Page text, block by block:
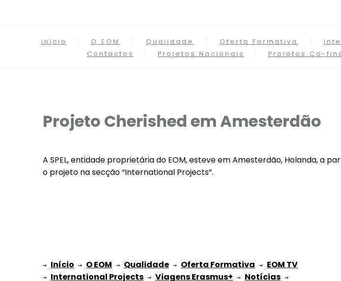
Início O EOM Qualidade Oferta Formativa
Contactos
Projetos Nacionais Projetos Co-
Projeto Cherished em Amesterdão
A SPEL, entidade proprietária do EOM, esteve em Amesterdão, Holanda, a
o projeto na secção “International Projects”.
→ Início → O EOM → Qualidade → Oferta Formativa → EOM TV
→ International Projects → Viagens Erasmus+ → Notícias